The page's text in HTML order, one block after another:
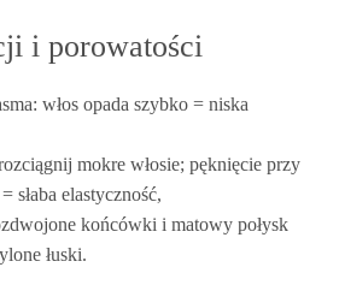
i porowatości
włos opada szybko = niska
mokre włosie; pęknięcie przy
słaba elastyczność,
końcówki i matowy połysk
łuski.